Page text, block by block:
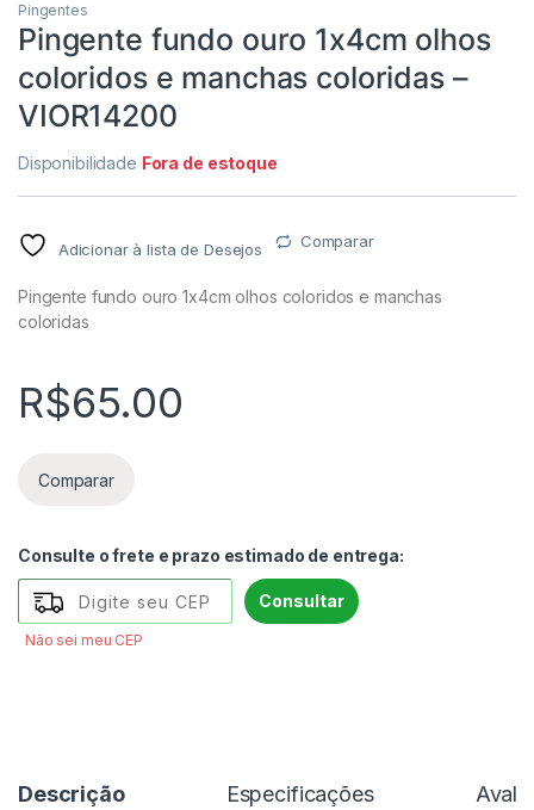
Pingentes
Pingente fundo ouro 1x4cm olhos
coloridos e manchas coloridas –
VIOR14200
Disponibilidade Fora de estoque
Adicionar à lista de Desejos Comparar
Pingente fundo ouro 1x4cm olhos coloridos e manchas
coloridas
R$65.00
Comparar
Consulte o frete e prazo estimado de entrega:
Consultar
Não sei meu CEP
Descrição Especificações